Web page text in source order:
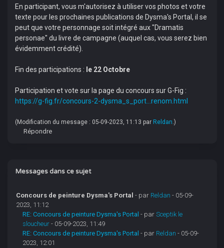
En participant, vous m'autorisez à utiliser vos photos et votre
texte pour les prochaines publications de Dysma's Portal, il se
peut que votre personnage soit intégré aux "Dramatis
personae" du livre de campagne (auquel cas, vous serez bien
évidemment crédité).
Fin des participations : le 22 Octobre
Participation et vote sur la page du concours sur G-Fig :
https://g-fig.fr/concours-2-dysma_s_port...renom.html
(Modification du message : 05-09-2023, 11:13 par Reldan.)
Répondre
Messages dans ce sujet
Concours de peinture Dysma's Portal - par Reldan - 05-09-
2023, 11:12
RE: Concours de peinture Dysma's Portal - parSceptik le
sloucheur - 05-09-2023, 11:49
RE: Concours de peinture Dysma's Portal - par Reldan - 05-09-
2023, 12:01